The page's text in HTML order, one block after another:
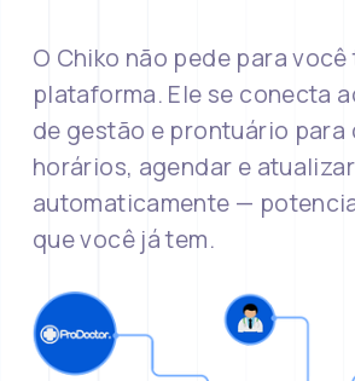
O Chiko não pede para
plataforma. Ele se conecta
de gestão e prontuário
horários, agendar e
automaticamente —
que você já tem.